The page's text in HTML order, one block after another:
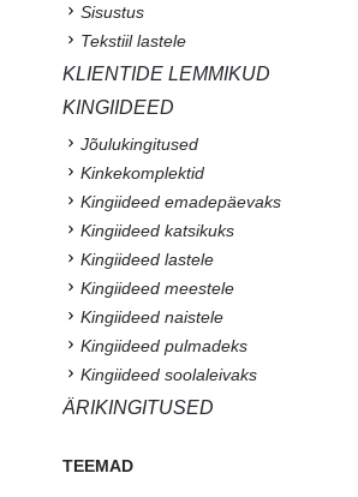
Sisustus
Tekstiil lastele
KLIENTIDE LEMMIKUD
KINGIIDEED
Jõulukingitused
Kinkekomplektid
Kingiideed emadepäevaks
Kingiideed katsikuks
Kingiideed lastele
Kingiideed meestele
Kingiideed naistele
Kingiideed pulmadeks
Kingiideed soolaleivaks
ÄRIKINGITUSED
TEEMAD